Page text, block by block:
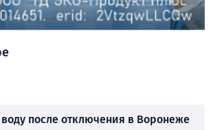
после отключения в Воронеже